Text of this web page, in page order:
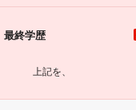
最終学歴
上記を、